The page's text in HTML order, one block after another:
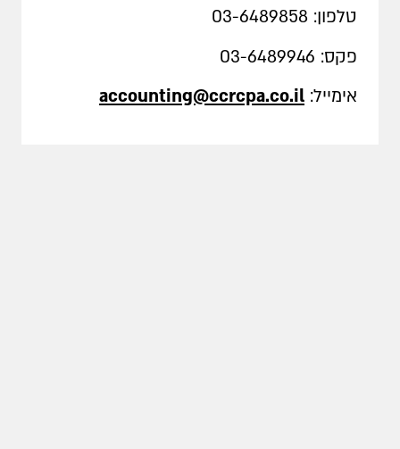
טלפון: 03-6489858
פקס: 03-6489946
אימייל: accounting@ccrcpa.co.il